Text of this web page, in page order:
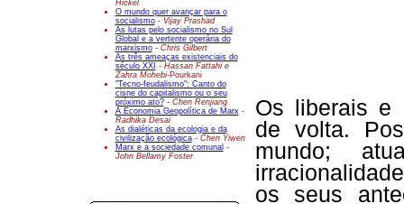
Hickel
O mundo quer avançar para o
socialismo- Vijay Prashad
As lutas pelo socialismo no Sul
Global e a vertente operária do
marxismo- Chris Gilbert
As três ameaças existenciais do
século XXI - Hassan Fattahi e
Zahra Mohebi-Pourkani
"Tecno-feudalismo": Canto do
cisne do capitalismo ou o seu
próximo ato? - Chen Renjiang
A Economia Geopolítica de Marx-
Radhika Desai
As dialéticas da ecologia e da
civilização ecológica - Chen Yiwen
Marx e a sociedade comunal -
John Bellamy Foster
Os liberais e
de volta.
mundo;
os seus